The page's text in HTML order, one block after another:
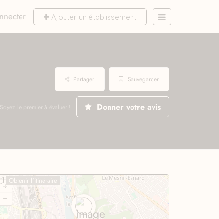
Ajouter un établissement
Sauvegarder
Partager
Soyez le premier à évaluer ! Donner votre avis
Obtenir l'itinéraire